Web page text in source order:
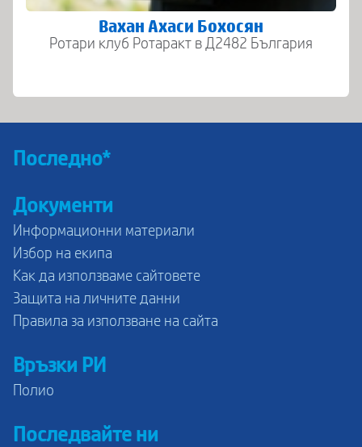
Вахан Ахаси Бохосян
Ротари клуб Ротаракт в Д2482 България
Последно*
Документи
Информационни материали
Избор на екипа
Как да използваме сайтовете
Защита на личните данни
Правила за използване на сайта
Връзки РИ
Полио
Последвайте ни